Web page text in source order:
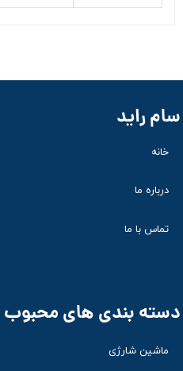
سام راید
خانه
درباره ما
تماس با ما
دسته بندی های محبوب
ماشین شارژی